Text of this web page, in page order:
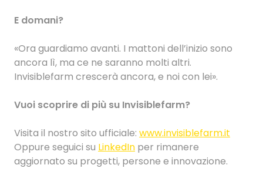
E domani?
«Ora guardiamo avanti. I mattoni dell’inizio sono
ancora lì, ma ce ne saranno molti altri.
Invisiblefarm crescerà ancora, e noi con lei».
Vuoi scoprire di più su Invisiblefarm?
Visita il nostro sito ufficiale: www.invisiblefarm.it
Oppure seguici su LinkedIn per rimanere
aggiornato su progetti, persone e innovazione.